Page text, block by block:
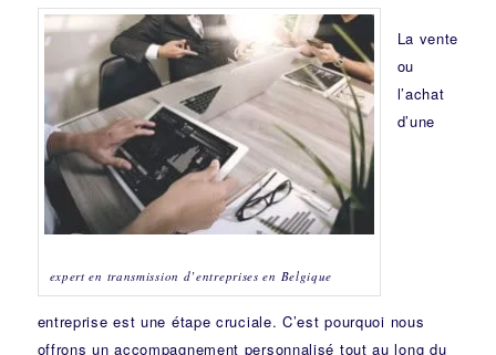
expert en transmission d’entreprises en Belgique
La vente
ou
l’achat
d’une
entreprise est une étape cruciale. C’est pourquoi nous
offrons un accompagnement personnalisé tout au long du